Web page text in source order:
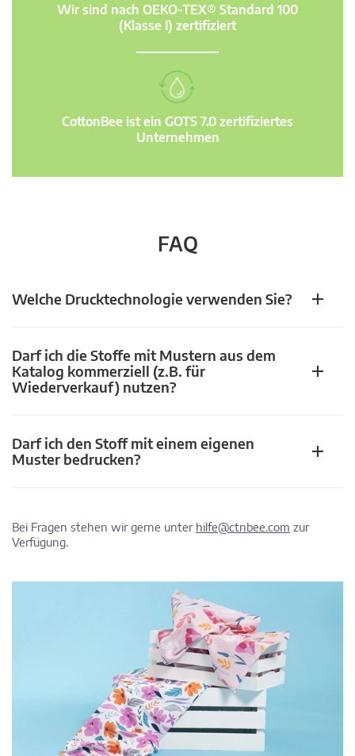
Wir sind nach OEKO-TEX® Standard 100
(Klasse I) zertifiziert
CottonBee ist ein GOTS 7.0 zertifiziertes
Unternehmen
FAQ
Welche Drucktechnologie verwenden Sie?
Darf ich die Stoffe mit Mustern aus dem
Katalog kommerziell (z.B. für
Wiederverkauf) nutzen?
Darf ich den Stoff mit einem eigenen
Muster bedrucken?
Bei Fragen stehen wir gerne unter hilfe@ctnbee.com zur
Verfügung.